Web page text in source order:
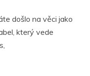
došlo na věci jako
který vede